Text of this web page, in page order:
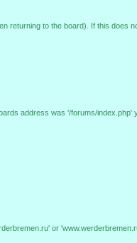
returning to the board). If this does
address was '/forums/
or